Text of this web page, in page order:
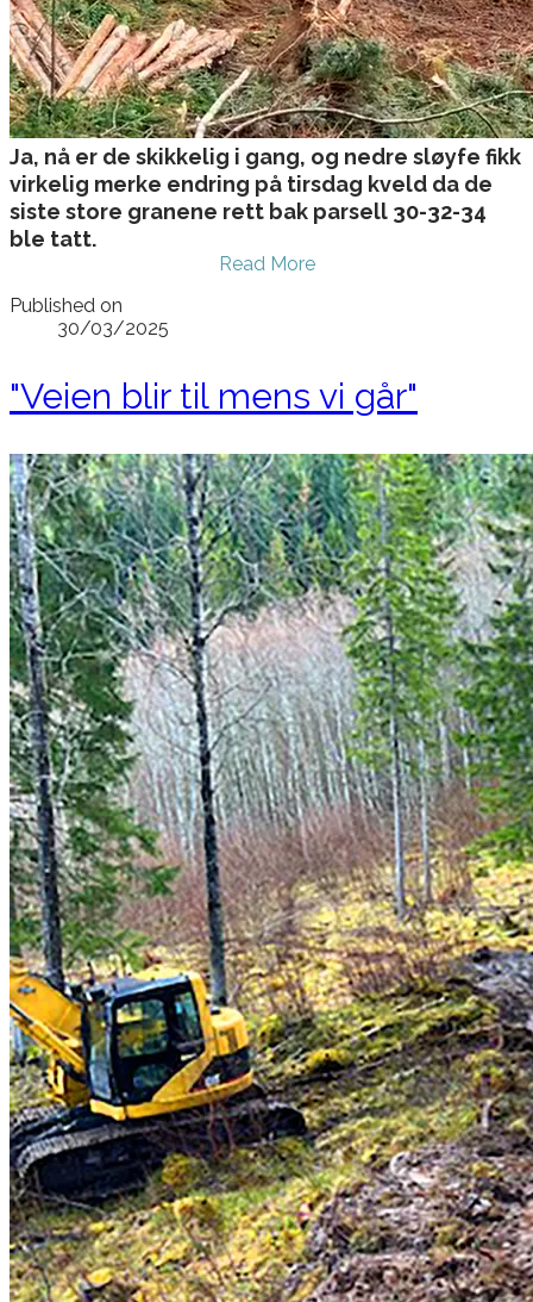
​​Ja, nå er de skikkelig i gang, og nedre sløyfe fikk
virkelig merke endring på tirsdag kveld da de
siste store granene rett bak parsell 30-32-34
ble tatt.
Read More
Published on
30/03/2025
"Veien blir til mens vi går"